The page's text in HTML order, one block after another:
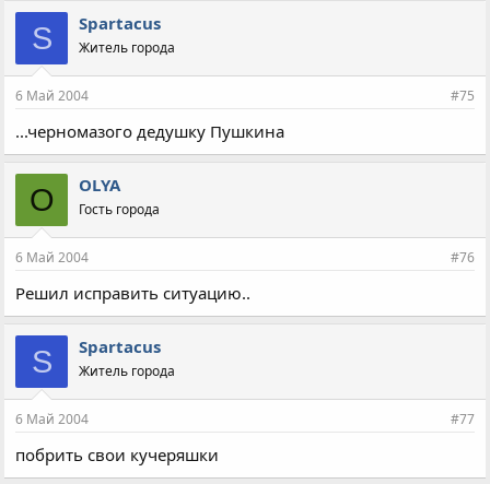
S Spartacus
Житель города
6 Май 2004 #75
...черномазого дедушку Пушкина
O OLYA
Гость города
6 Май 2004 #76
Решил исправить ситуацию..
S Spartacus
Житель города
6 Май 2004 #77
побрить свои кучеряшки